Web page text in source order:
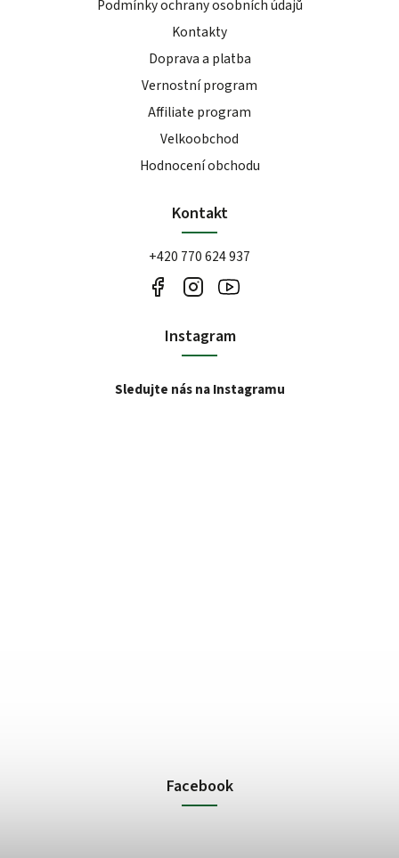
Podmínky ochrany osobních údajů
Kontakty
Doprava a platba
Vernostní program
Affiliate program
Velkoobchod
Hodnocení obchodu
Kontakt
+420 770 624 937
Instagram
Sledujte nás na Instagramu
Facebook